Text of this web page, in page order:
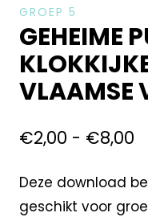
GROEP 5
GEHEIME
VLAAMSE
€2,00 - €8,00
Deze download
geschikt voor